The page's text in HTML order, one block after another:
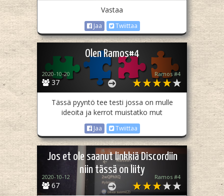
Vastaa
Jaa Twiittaa
Olen Ramos#4
37
2020-10-20 Ramos #4
Tässä pyyntö tee testi jossa on mulle
ideoita ja kerrot muistatko mut
Jaa Twiittaa
Jos et ole saanut linkkiä Discordiin
niin tässä on liity
67
2020-10-12 Ramos #4